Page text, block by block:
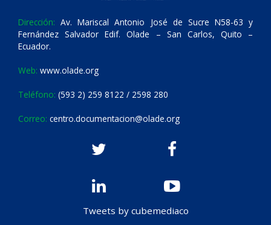
Dirección: Av. Mariscal Antonio José de Sucre N58-63 y
Fernández Salvador Edif. Olade – San Carlos, Quito –
Ecuador.
Web: www.olade.org
Teléfono: (593 2) 259 8122 / 2598 280
Correo: centro.documentacion@olade.org
Tweets by cubemediaco